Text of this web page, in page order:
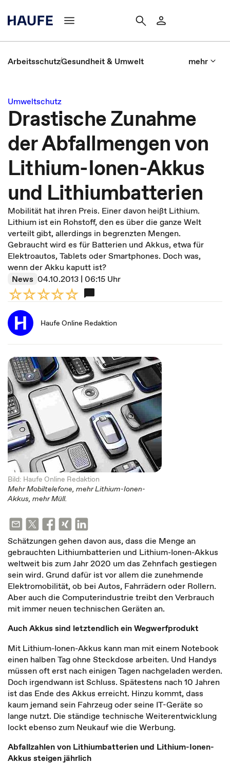
ArbeitsschutzGesundheit & Umwelt mehr
Umweltschutz
Drastische Zunahme
der Abfallmengen von
Lithium-Ionen-Akkus
und Lithiumbatterien
Mobilität hat ihren Preis. Einer davon heißt Lithium.
Lithium ist ein Rohstoff, den es über die ganze Welt
verteilt gibt, allerdings in begrenzten Mengen.
Gebraucht wird es für Batterien und Akkus, etwa für
Elektroautos, Tablets oder Smartphones. Doch was,
wenn der Akku kaputt ist?
News 04.10.2013 | 06:15 Uhr
Haufe Online Redaktion
Bild: Haufe Online Redaktion
Mehr Mobiltelefone, mehr Lithium-Ionen-
Akkus, mehr Müll.
Schätzungen gehen davon aus, dass die Menge an
gebrauchten Lithiumbatterien und Lithium-Ionen-Akkus
weltweit bis zum Jahr 2020 um das Zehnfach gestiegen
sein wird. Grund dafür ist vor allem die zunehmende
Elektromobilität, ob bei Autos, Fahrrädern oder Rollern.
Aber auch die Computerindustrie treibt den Verbrauch
mit immer neuen technischen Geräten an.
Auch Akkus sind letztendlich ein Wegwerfprodukt
Mit Lithium-Ionen-Akkus kann man mit einem Notebook
einen halben Tag ohne Steckdose arbeiten. Und Handys
müssen oft erst nach einigen Tagen nachgeladen werden.
Doch irgendwann ist Schluss. Spätestens nach 10 Jahren
ist das Ende des Akkus erreicht. Hinzu kommt, dass
kaum jemand sein Fahrzeug oder seine IT-Geräte so
lange nutzt. Die ständige technische Weiterentwicklung
lockt ebenso zum Neukauf wie die Werbung.
Abfallzahlen von Lithiumbatterien und Lithium-Ionen-
Akkus steigen jährlich